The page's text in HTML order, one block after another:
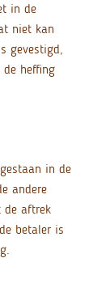
in de
niet kan
gevestigd,
heffing
in de
andere
de aftrek
betaler is